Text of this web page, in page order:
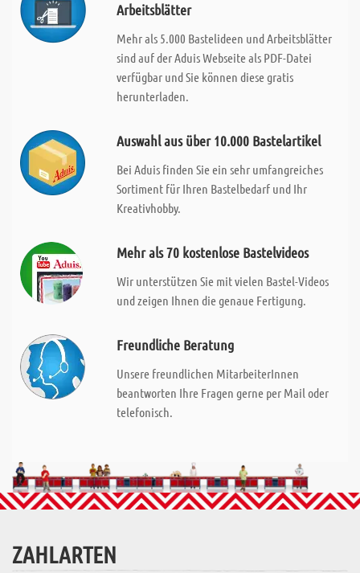
Arbeitsblätter
Mehr als 5.000 Bastelideen und Arbeitsblätter
sind auf der Aduis Webseite als PDF-Datei
verfügbar und Sie können diese gratis
herunterladen.
Auswahl aus über 10.000 Bastelartikel
Bei Aduis finden Sie ein sehr umfangreiches
Sortiment für Ihren Bastelbedarf und Ihr
Kreativhobby.
Mehr als 70 kostenlose Bastelvideos
Wir unterstützen Sie mit vielen Bastel-Videos
und zeigen Ihnen die genaue Fertigung.
Freundliche Beratung
Unsere freundlichen MitarbeiterInnen
beantworten Ihre Fragen gerne per Mail oder
telefonisch.
ZAHLARTEN